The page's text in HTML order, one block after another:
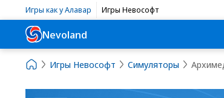
Игры как у Алавар Игры Невософт
Nevoland
Игры Невософт Симуляторы